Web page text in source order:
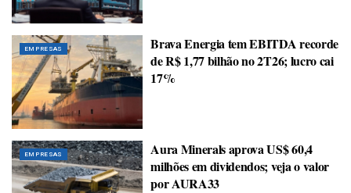
EMPRESAS
Brava Energia tem EBITDA recorde
de R$ 1,77 bilhão no 2T26; lucro cai
17%
EMPRESAS
Aura Minerals aprova US$ 60,4
milhões em dividendos; veja o valor
por AURA33